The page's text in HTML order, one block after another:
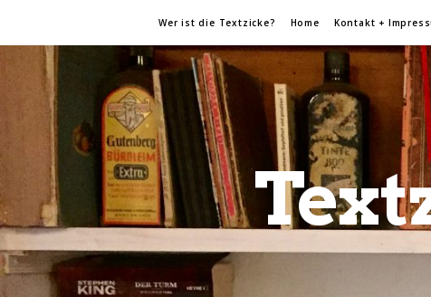
Wer ist die Textzicke? Home Kontakt +